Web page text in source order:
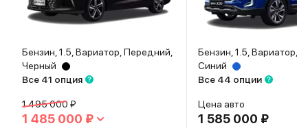
Бензин, 1.5, Вариатор, Передний,
Черный
Все 41 опция
1 495 000 ₽
1 485 000 ₽
Бензин, 1.5, Вариатор,
Синий
Все 44 опции
Цена авто
1 585 000 ₽